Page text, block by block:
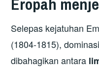
Eropah
Selepas kejatuhan
(1804-1815),
dibahagikan antara